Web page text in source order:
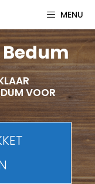
MENU
VOOR